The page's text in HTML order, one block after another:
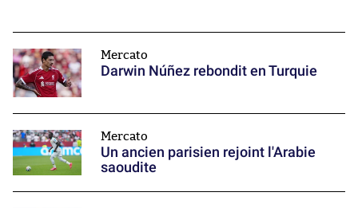
Mercato
Darwin Núñez rebondit en Turquie
Mercato
Un ancien parisien rejoint l'Arabie
saoudite